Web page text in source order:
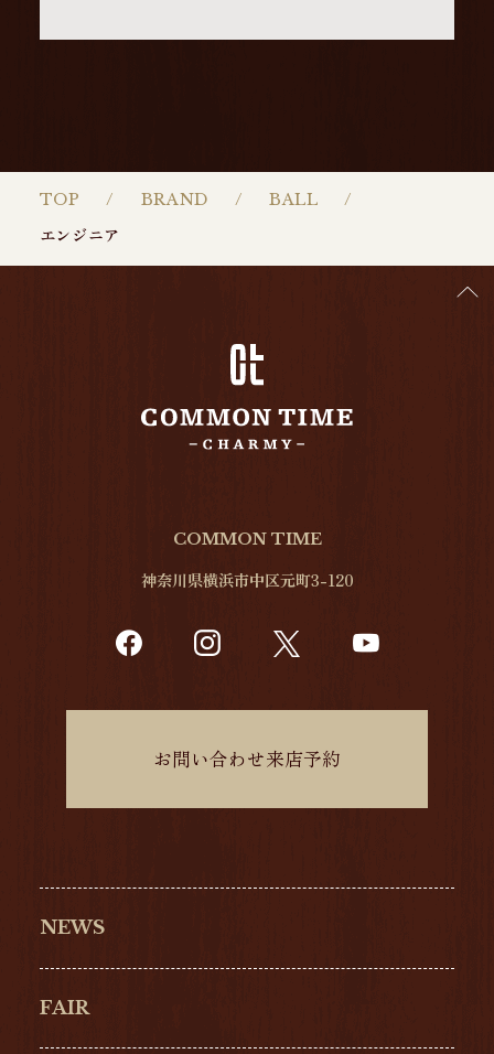
TOP BRAND
BALL
エンジニア
NEWS
FAIR
COMMON TIME
神奈川県横浜市中区元町3-120
お問い合わせ来店予約